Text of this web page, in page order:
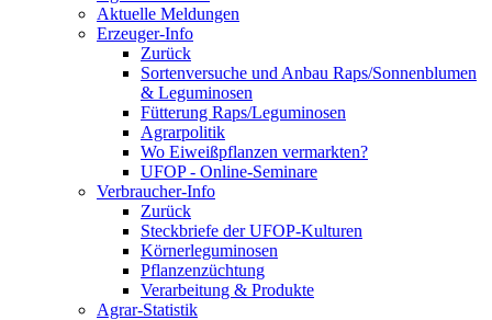
Aktuelle Meldungen
Erzeuger-Info
Zurück
Sortenversuche und Anbau Raps/Sonnenblumen
& Leguminosen
Fütterung Raps/Leguminosen
Agrarpolitik
Wo Eiweißpflanzen vermarkten?
UFOP - Online-Seminare
Verbraucher-Info
Zurück
Steckbriefe der UFOP-Kulturen
Körnerleguminosen
Pflanzenzüchtung
Verarbeitung & Produkte
Agrar-Statistik